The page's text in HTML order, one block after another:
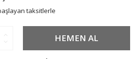
taksitlerle